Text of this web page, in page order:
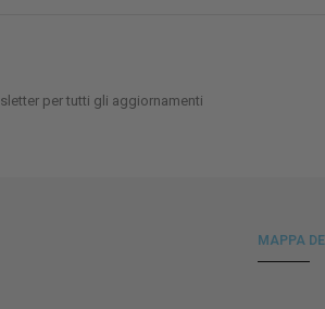
per tutti gli aggiornamenti
MAPPA